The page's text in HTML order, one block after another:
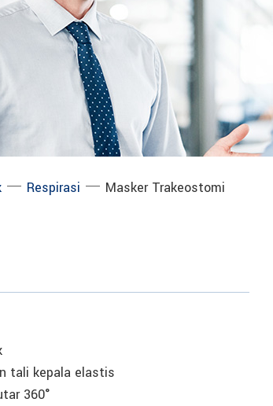
─ Respirasi ─ Masker Trakeostomi
tali kepala elastis
360°